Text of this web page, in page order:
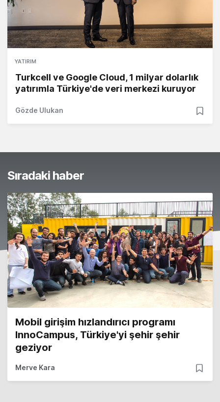
YATIRIM
Turkcell ve Google Cloud, 1 milyar dolarlık
yatırımla Türkiye'de veri merkezi kuruyor
Gözde Ulukan
Sıradaki haber
Mobil girişim hızlandırıcı programı
InnoCampus, Türkiye'yi şehir şehir
geziyor
Merve Kara